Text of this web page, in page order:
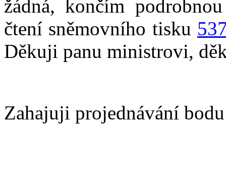
žádná, končím
čtení sněmovního tisku
Děkuji panu ministrovi,
Zahajuji projednávání